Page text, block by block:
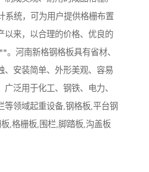
系统，可为用户提供格栅布置
以来，以合理的价格、优良的
。河南新格钢格板具有省材、
、安装简单、外形美观、容易
泛用于化工、钢铁、电力、
等领域起重设备,钢格板,平台钢
,格栅板,围栏,脚踏板,沟盖板